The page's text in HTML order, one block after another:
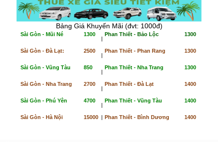
Bảng Giá Khuyến Mãi (đvt: 1000đ)
Sài Gòn - Mũi Né 1300
|
Phan Thiết - Bảo Lộc 1300
Sài Gòn - Đà Lạt: 2500
|
Phan Thiết - Phan Rang 1300
Sài Gòn - Vũng Tàu 850
|
Phan Thiết - Nha Trang 1300
Sài Gòn - Nha Trang 2700
|
Phan Thiết - Đà Lạt 1400
Sài Gòn - Phú Yên 4700
|
Phan Thiết - Vũng Tàu 1400
Sài Gòn - Hà Nội 15000 | Phan Thiết - Bình Dương 1400